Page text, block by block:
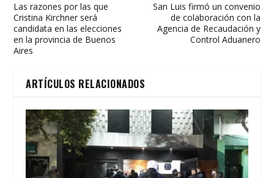
Las razones por las que
Cristina Kirchner será
candidata en las elecciones
en la provincia de Buenos
Aires
San Luis firmó un convenio
de colaboración con la
Agencia de Recaudación y
Control Aduanero
ARTÍCULOS RELACIONADOS